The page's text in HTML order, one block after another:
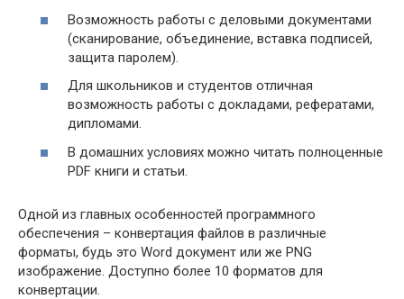
Возможность работы с деловыми документами
(сканирование, объединение, вставка подписей,
защита паролем).
Для школьников и студентов отличная
возможность работы с докладами, рефератами,
дипломами.
В домашних условиях можно читать полноценные
PDF книги и статьи.
Одной из главных особенностей программного
обеспечения – конвертация файлов в различные
форматы, будь это Word документ или же PNG
изображение. Доступно более 10 форматов для
конвертации.